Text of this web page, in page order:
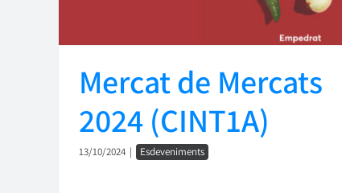
Mercat de Mercats
2024 (CINT1A)
13/10/2024 | Esdeveniments